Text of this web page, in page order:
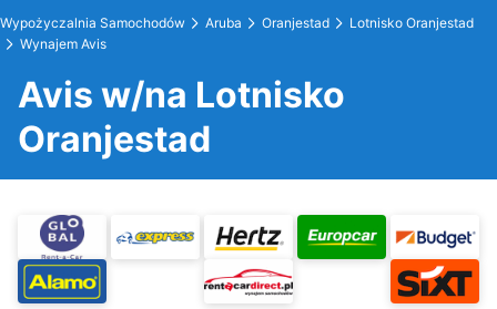
Wypożyczalnia Samochodów Aruba Oranjestad
Lotnisko Oranjestad
Wynajem Avis
Avis w/na Lotnisko
Oranjestad